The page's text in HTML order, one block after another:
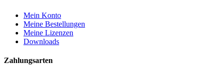
Mein Konto
Meine Bestellungen
Meine Lizenzen
Downloads
Zahlungsarten